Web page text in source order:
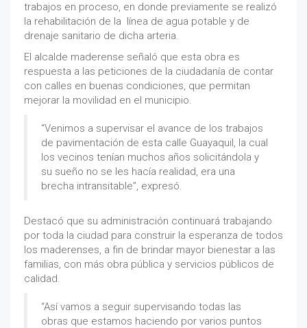
trabajos en proceso, en donde previamente se realizó
la rehabilitación de la línea de agua potable y de
drenaje sanitario de dicha arteria.
El alcalde maderense señaló que esta obra es
respuesta a las peticiones de la ciudadanía de contar
con calles en buenas condiciones, que permitan
mejorar la movilidad en el municipio.
“Venimos a supervisar el avance de los trabajos
de pavimentación de esta calle Guayaquil, la cual
los vecinos tenían muchos años solicitándola y
su sueño no se les hacía realidad, era una
brecha intransitable”, expresó.
Destacó que su administración continuará trabajando
por toda la ciudad para construir la esperanza de todos
los maderenses, a fin de brindar mayor bienestar a las
familias, con más obra pública y servicios públicos de
calidad.
“Así vamos a seguir supervisando todas las
obras que estamos haciendo por varios puntos